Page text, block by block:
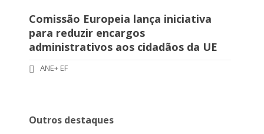
Comissão Europeia lança iniciativa
para reduzir encargos
administrativos aos cidadãos da UE
ANE+ EF
Outros destaques